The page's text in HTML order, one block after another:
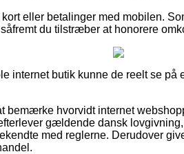
eller betalinger med mobilen.
du tilstræber at honorere
internet butik kunne de reelt se
bemærke hvorvidt internet
gældende dansk
med reglerne. Derudover